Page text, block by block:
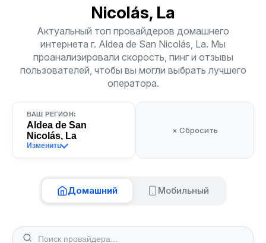
Nicolás, La
Актуальный топ провайдеров домашнего
интернета г. Aldea de San Nicolás, La. Мы
проанализировали скорость, пинг и отзывы
пользователей, чтобы вы могли выбрать лучшего
оператора.
ВАШ РЕГИОН:
Aldea de San
Nicolás, La
Изменить
× Сбросить
Домашний Мобильный